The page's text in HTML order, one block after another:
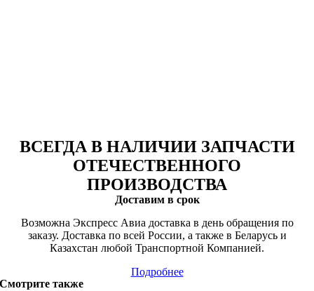
ВСЕГДА В НАЛИЧИИ ЗАПЧАСТИ
ОТЕЧЕСТВЕННОГО
ПРОИЗВОДСТВА
Доставим в срок
Возможна Экспресс Авиа доставка в день обращения по
заказу. Доставка по всей России, а также в Беларусь и
Казахстан любой Транспортной Компанией.
Подробнее
Смотрите также